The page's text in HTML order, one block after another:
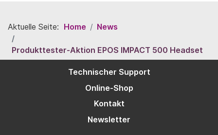
Aktuelle Seite: Home News
Produkttester-Aktion EPOS IMPACT 500 Headset
Technischer Support
Online-Shop
Kontakt
Newsletter